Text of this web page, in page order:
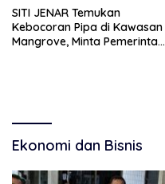
SITI JENAR Temukan
Kebocoran Pipa di Kawasan
Mangrove, Minta Pemerintah
Ekonomi dan Bisnis